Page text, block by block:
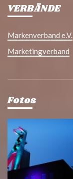
VERBÄNDE
Markenverband e.V.
Marketingverband
Fotos